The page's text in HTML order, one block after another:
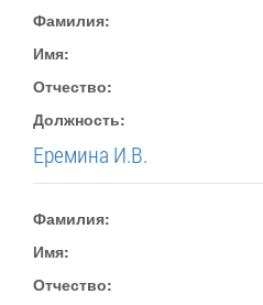
Фамилия:
Имя:
Отчество:
Должность:
Еремина И.В.
Фамилия:
Имя:
Отчество: